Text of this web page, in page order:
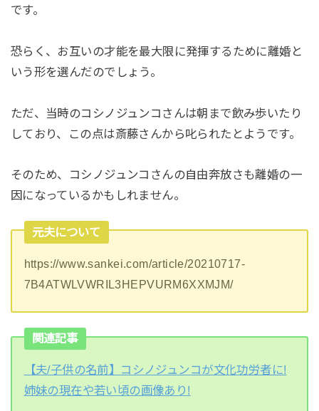
です。
恐らく、お互いの才能を最大限に発揮するために離婚と
いう形を選んだのでしょう。
ただ、当時のコシノジュンコさんは朝まで飲み歩いたり
しており、この点は斎藤さんから叱られたとようです。
そのため、コシノジュンコさんの自由奔放さも離婚の一
因になっているかもしれません。
元夫について
https://www.sankei.com/article/20210717-
7B4ATWLVWRIL3HEPVURM6XXMJM/
関連記事
【夫/子供の名前】コシノジュンコが文化功労者に!
姉妹の現在や若い頃の画像あり!